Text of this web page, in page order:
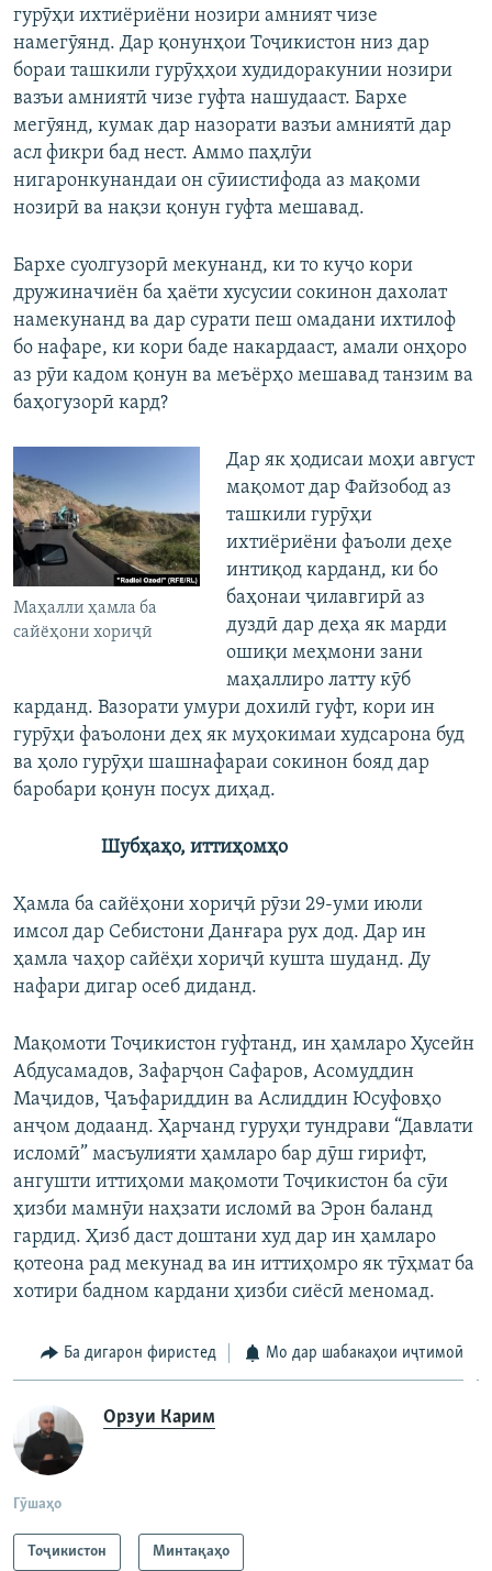
гурӯҳи ихтиёриёни нозири амният чизе
намегӯянд. Дар қонунҳои Тоҷикистон низ дар
бораи ташкили гурӯҳҳои худидоракунии нозири
вазъи амниятӣ чизе гуфта нашудааст. Бархе
мегӯянд, кумак дар назорати вазъи амниятӣ дар
асл фикри бад нест. Аммо паҳлӯи
нигаронкунандаи он сӯиистифода аз мақоми
нозирӣ ва нақзи қонун гуфта мешавад.
Бархе суолгузорӣ мекунанд, ки то куҷо кори
дружиначиён ба ҳаёти хусусии сокинон дахолат
намекунанд ва дар сурати пеш омадани ихтилоф
бо нафаре, ки кори баде накардааст, амали онҳоро
аз рӯи кадом қонун ва меъёрҳо мешавад танзим ва
баҳогузорӣ кард?
Маҳалли ҳамла ба
сайёҳони хориҷӣ
Дар як ҳодисаи моҳи август
мақомот дар Файзобод аз
ташкили гурӯҳи
ихтиёриёни фаъоли деҳе
интиқод карданд, ки бо
баҳонаи ҷилавгирӣ аз
дуздӣ дар деҳа як марди
ошиқи меҳмони зани
маҳаллиро латту кӯб
карданд. Вазорати умури дохилӣ гуфт, кори ин
гурӯҳи фаъолони деҳ як муҳокимаи худсарона буд
ва ҳоло гурӯҳи шашнафараи сокинон бояд дар
баробари қонун посух диҳад.
Шубҳаҳо, иттиҳомҳо
Ҳамла ба сайёҳони хориҷӣ рӯзи 29-уми июли
имсол дар Себистони Данғара рух дод. Дар ин
ҳамла чаҳор сайёҳи хориҷӣ кушта шуданд. Ду
нафари дигар осеб диданд.
Мақомоти Тоҷикистон гуфтанд, ин ҳамларо Ҳусейн
Абдусамадов, Зафарҷон Сафаров, Асомуддин
Маҷидов, Ҷаъфариддин ва Аслиддин Юсуфовҳо
анҷом додаанд. Ҳарчанд гуруҳи тундрави “Давлати
исломӣ” масъулияти ҳамларо бар дӯш гирифт,
ангушти иттиҳоми мақомоти Тоҷикистон ба сӯи
ҳизби мамнӯи наҳзати исломӣ ва Эрон баланд
гардид. Ҳизб даст доштани худ дар ин ҳамларо
қотеона рад мекунад ва ин иттиҳомро як тӯҳмат ба
хотири бадном кардани ҳизби сиёсӣ меномад.​
Ба дигарон фиристед Мо дар шабакаҳои иҷтимоӣ
Орзуи Карим
Гӯшаҳо
Тоҷикистон Минтақаҳо